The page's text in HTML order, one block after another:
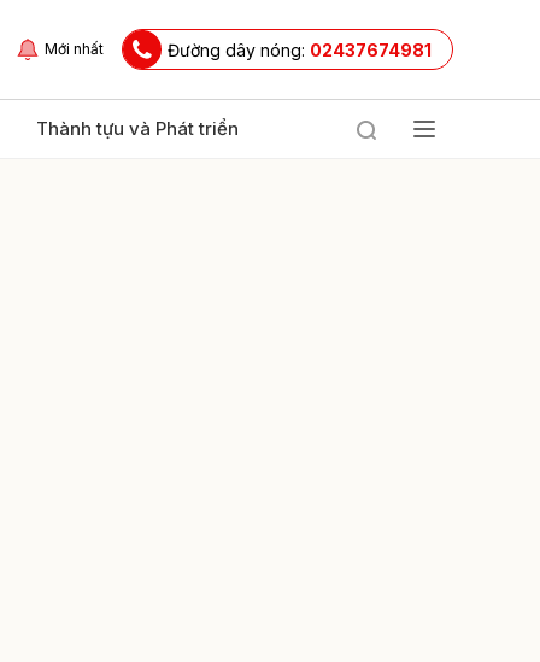
Mới nhất Đường dây nóng: 02437674981
Thành tựu và Phát triển